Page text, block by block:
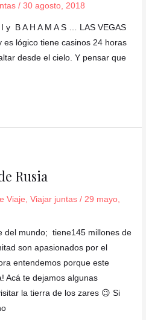
/30 agosto, 2018
B A H A M A S … LAS VEGAS
lógico tiene casinos 24 horas
desde el cielo. Y pensar que
Rusia
Viaje ,Viajar juntas / 29 mayo,
del mundo; tiene145 millones de
son apasionados por el
entendemos porque este
Acá te dejamos algunas
la tierra de los zares 😉 Si